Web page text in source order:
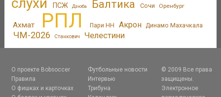
ПСЖ Дзюба Балтика Сочи Оренбург
Ахмат РПЛ Пари НН Акрон Динамо Махачкала
ЧМ-2026 Станкович Челестини
О проекте Bobsoccer
Правила
О фишках и карточках
Футбольные новости
Интервью
Трибуна
© 2009 Все права
защищены.
Электронное